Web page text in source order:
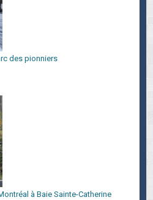
des pionniers
à Baie Sainte-Catherine